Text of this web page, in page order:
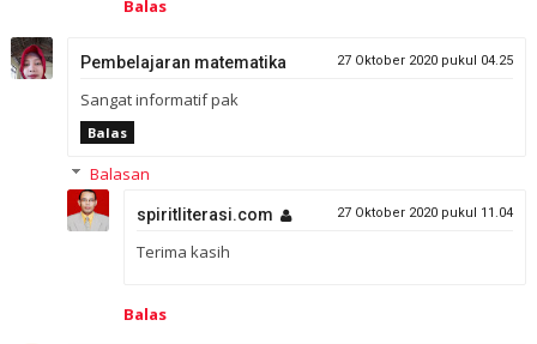
Balas
Pembelajaran matematika 27 Oktober 2020 pukul 04.25
Sangat informatif pak
Balas
Balasan
spiritliterasi.com 27 Oktober 2020 pukul 11.04
Terima kasih
Balas